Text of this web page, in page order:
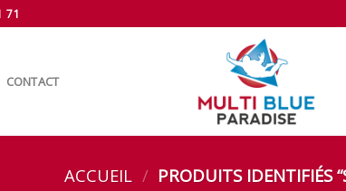
71
CONTACT
ACCUEIL / PRODUITS IDENTIFIÉS